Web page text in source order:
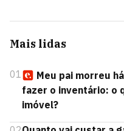
Mais lidas
01
Meu pai morreu
fazer o inventário: o
imóvel?